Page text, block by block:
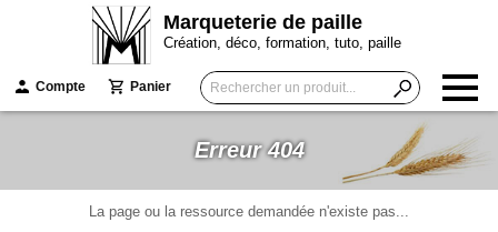
Marqueterie de paille
Création, déco, formation, tuto, paille
Compte Panier
Erreur 404
La page ou la ressource demandée n'existe pas...